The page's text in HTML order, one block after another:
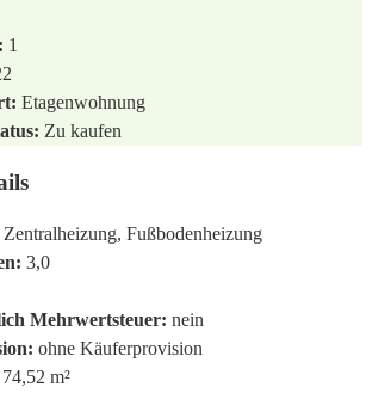
1
Etagenwohnung
Zu kaufen
Zentralheizung, Fußbodenheizung
3,0
Mehrwertsteuer: nein
ohne Käuferprovision
74,52 m²